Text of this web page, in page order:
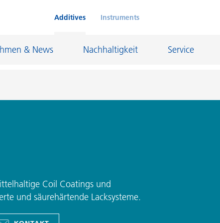
Additives Instruments
& News Nachhaltigkeit Service
Feuerfestindustrie
Papierbeschichtungen
Coil Coatings und
und säurehärtende Lacksysteme.